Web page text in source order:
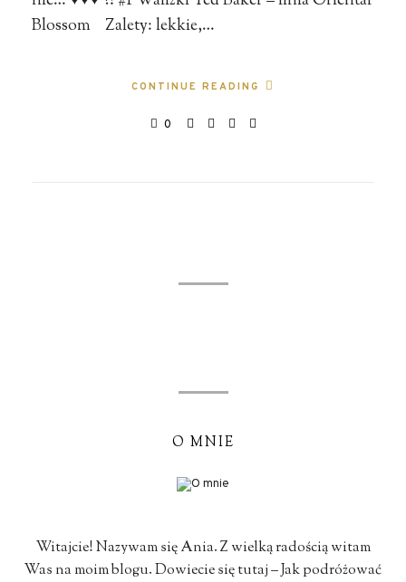
Blossom Zalety: lekkie,…
CONTINUE READING
0
O MNIE
Witajcie! Nazywam się Ania. Z wielką radością witam
Was na moim blogu. Dowiecie się tutaj – Jak podróżować